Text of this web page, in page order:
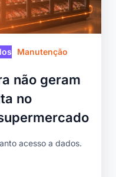
Manutenção
não geram
no
acesso a dados.